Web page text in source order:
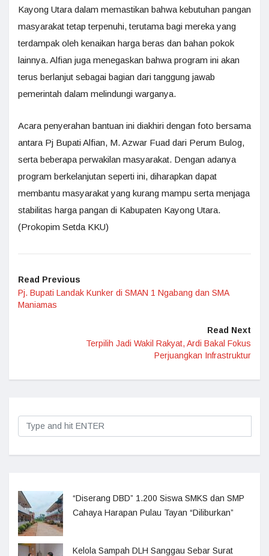
Kayong Utara dalam memastikan bahwa kebutuhan pangan
masyarakat tetap terpenuhi, terutama bagi mereka yang
terdampak oleh kenaikan harga beras dan bahan pokok
lainnya. Alfian juga menegaskan bahwa program ini akan
terus berlanjut sebagai bagian dari tanggung jawab
pemerintah dalam melindungi warganya.
Acara penyerahan bantuan ini diakhiri dengan foto bersama
antara Pj Bupati Alfian, M. Azwar Fuad dari Perum Bulog,
serta beberapa perwakilan masyarakat. Dengan adanya
program berkelanjutan seperti ini, diharapkan dapat
membantu masyarakat yang kurang mampu serta menjaga
stabilitas harga pangan di Kabupaten Kayong Utara.
(Prokopim Setda KKU)
Read Previous
Pj. Bupati Landak Kunker di SMAN 1 Ngabang dan SMA
Maniamas
Read Next
Terpilih Jadi Wakil Rakyat, Ardi Bakal Fokus
Perjuangkan Infrastruktur
“Diserang DBD” 1.200 Siswa SMKS dan SMP
Cahaya Harapan Pulau Tayan “Diliburkan”
Kelola Sampah DLH Sanggau Sebar Surat